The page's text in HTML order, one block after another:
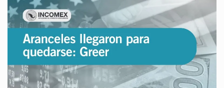
El superávit comercial de México con Estados Unidos alcanzó 102,581 millones de dólares (mdd) en…
El Tribunal Federal de Justicia Administrativa (TFJA), a través de su Segunda Sala Regional en…